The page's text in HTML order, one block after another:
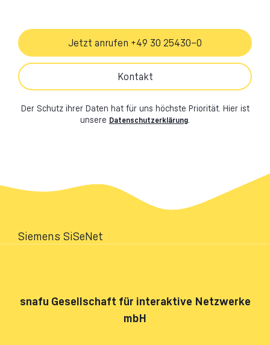
Jetzt anrufen +49 30 25430–0
Kontakt
Der Schutz ihrer Daten hat für uns höchste Priorität. Hier ist
unsere Datenschutzerklärung
Siemens SiSeNet
snafu Gesellschaft für interaktive Netzwerke
mbH